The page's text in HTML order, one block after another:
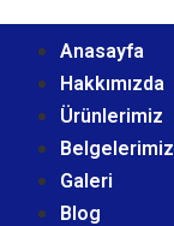
Anasayfa
Hakkımızda
Ürünlerimiz
Belgelerimiz
Galeri
Blog